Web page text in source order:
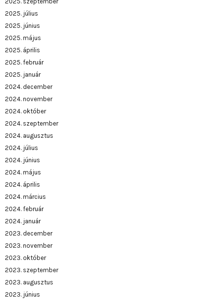
2025. július
2025. június
2025. május
2025. április
2025. február
2025. január
2024. december
2024. november
2024. október
2024. szeptember
2024. augusztus
2024. július
2024. június
2024. május
2024. április
2024. március
2024. február
2024. január
2023. december
2023. november
2023. október
2023. szeptember
2023. augusztus
2023. június